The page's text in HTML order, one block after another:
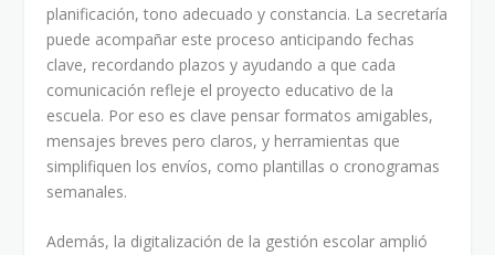
planificación, tono adecuado y constancia. La secretaría
puede acompañar este proceso anticipando fechas
clave, recordando plazos y ayudando a que cada
comunicación refleje el proyecto educativo de la
escuela. Por eso es clave pensar formatos amigables,
mensajes breves pero claros, y herramientas que
simplifiquen los envíos, como plantillas o cronogramas
semanales.
Además, la digitalización de la gestión escolar amplió